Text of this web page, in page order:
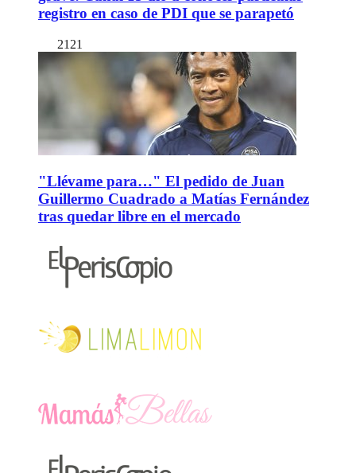
registro en caso de PDI que se parapetó
2121
"Llévame para…" El pedido de Juan
Guillermo Cuadrado a Matías Fernández
tras quedar libre en el mercado